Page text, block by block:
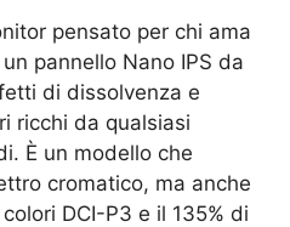
pensato per chi ama
pannello Nano IPS da
di dissolvenza e
ricchi da qualsiasi
È un modello che
cromatico, ma anche
DCI-P3 e il 135% di